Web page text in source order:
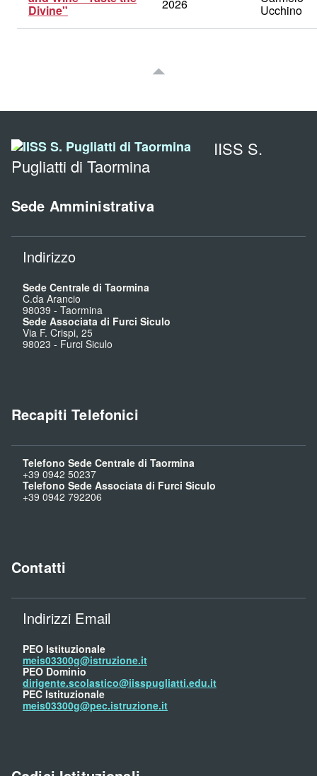
Divine" 2026 Ucchino
IISS S.
Pugliatti di Taormina
Sede Amministrativa
Indirizzo
Sede Centrale di Taormina
C.da Arancio
98039 - Taormina
Sede Associata di Furci Siculo
Via F. Crispi, 25
98023 - Furci Siculo
Recapiti Telefonici
Telefono Sede Centrale di Taormina
+39 0942 50237
Telefono Sede Associata di Furci Siculo
+39 0942 792206
Contatti
Indirizzi Email
PEO Istituzionale
meis03300g@istruzione.it
PEO Dominio
dirigente.scolastico@iisspugliatti.edu.it
PEC Istituzionale
meis03300g@pec.istruzione.it